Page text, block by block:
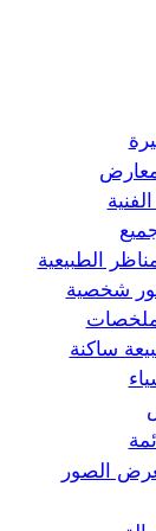
الطبيعية
شخصية
ساكنة
الصور